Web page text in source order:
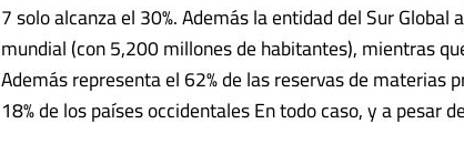
7 solo alcanza el 30%. Además la entidad del Sur Global
mundial (con 5,200 millones de habitantes), mientras
Además representa el 62% de las reservas de materias
18% de los países occidentales En todo caso, y a pesar